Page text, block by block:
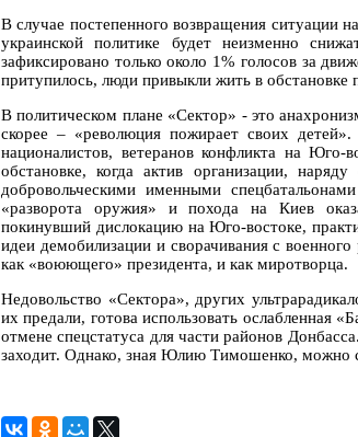
В случае постепенного возвращения ситуации
украинской политике будет неизменно
зафиксировано только около 1% голосов за
притупилось, люди привыкли жить в
В политическом плане «Сектор» - это
скорее – «революция пожирает своих
националистов, ветеранов конфликта на
обстановке, когда актив организации,
добровольческими именными
«разворота оружия» и похода на Киев
покинувший дислокацию на Юго-востоке,
идеи демобилизации и сворачивания с
как «воюющего» президента, и как миротворца.
Недовольство «Сектора», других
их предали, готова использовать ослабленная
отмене спецстатуса для части районов
заходит. Однако, зная Юлию Тимошенко, можно с